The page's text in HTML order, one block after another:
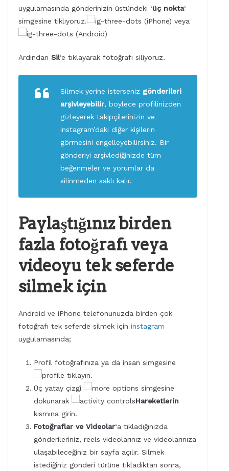
uygulamasında gönderinizin üstündeki ‘üç nokta‘
simgesine tıklıyoruz.
(iPhone) veya
(Android)
Ardından Sil‘e tıklayarak fotoğrafı siliyoruz.
Silmek yerine isterseniz gönderileri
arşivleyebilir, böylece profilinizden
gizleyerek takipçilerinizin ve
instagram’daki diğer kişilerin
görmesini engelleyebilirsiniz. Bir
gönderiyi arşivlediğinizde tüm
beğenmeler ve yorumlar da
silinmeden saklı kalır.
Paylaştığınız birden
fazla fotoğrafı veya
videoyu tek seferde
silmek için
Android ve iPhone telefonunuzda birden çok
fotoğrafı tek seferde silmek için instagram
uygulamasında;
Profil fotoğrafınıza ya da insan simgesine
tıklayın.
Üç yatay çizgi
simgesine
dokunarak
Hareketlerin
kısmına girin.
Fotoğraflar ve Videolar‘a tıkladığınızda
gönderileriniz, reels videolarınız ve videolarınıza
ulaşabileceğiniz bir sayfa açılır. Silmek
istediğiniz gönderi türüne tıkladıktan sonra,